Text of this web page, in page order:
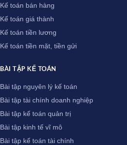
Kế toán bán hàng
Kế toán giá thành
Kế toán tiền lương
Kế toán tiền mặt, tiền gửi
BÀI TẬP KẾ TOÁN
Bài tập nguyên lý kế toán
Bài tập tài chính doanh nghiệp
Bài tập kế toán quản trị
Bài tập kinh tế vĩ mô
Bài tập kế toán tài chính